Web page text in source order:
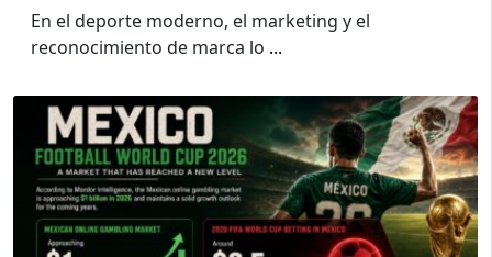
En el deporte moderno, el marketing y el
reconocimiento de marca lo ...